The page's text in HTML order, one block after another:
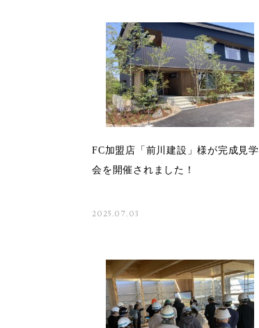
FC加盟店「前川建設」様が完成見学
会を開催されました！
2025.07.03